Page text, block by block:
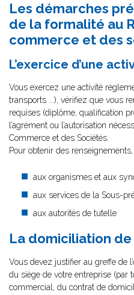
Les démarches
de la formalité au
commerce et des
L’exercice d’une
Vous exercez une activité
transports ...), vérifiez que vous
requises (diplôme, qualification
l’agrément ou l’autorisation
Commerce et des Sociétés.
Pour obtenir des
aux organismes et aux
aux services de la Sous-
aux autorités de tutelle
La domiciliation de
Vous devez justifier au greffe de
du siège de votre entreprise (par
commercial, du contrat de